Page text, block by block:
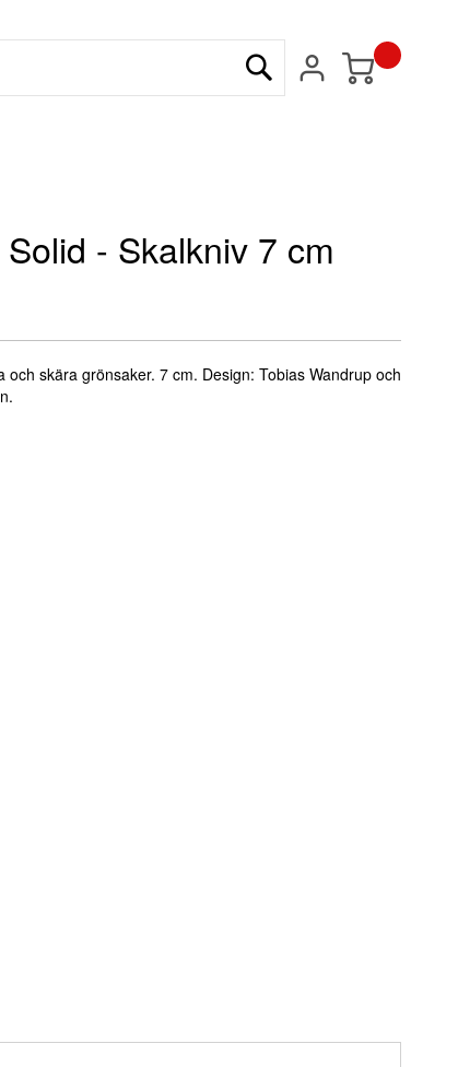
Min kundvagn
- Skalkniv 7 cm
och skära grönsaker. 7 cm. Design: Tobias Wandrup och